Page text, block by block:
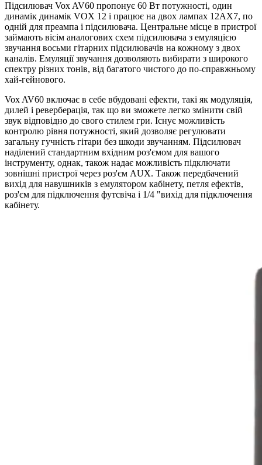
Підсилювач Vox AV60 пропонує 60 Вт потужності, один
динамік динамік VOX 12 і працює на двох лампах 12AX7, по
одній для преампа і підсилювача. Центральне місце в пристрої
займають вісім аналогових схем підсилювача з емуляцією
звучання восьми гітарних підсилювачів на кожному з двох
каналів. Емуляції звучання дозволяють вибирати з широкого
спектру різних тонів, від багатого чистого до по-справжньому
хай-гейнового.
Vox AV60 включає в себе вбудовані ефекти, такі як модуляція,
дилей і реверберація, так що ви зможете легко змінити свій
звук відповідно до свого стилем гри. Існує можливість
контролю рівня потужності, який дозволяє регулювати
загальну гучність гітари без шкоди звучанням. Підсилювач
наділений стандартним вхідним роз'ємом для вашого
інструменту, однак, також надає можливість підключати
зовнішні пристрої через роз'єм AUX. Також передбачений
вихід для навушників з емулятором кабінету, петля ефектів,
роз'єм для підключення футсвіча і 1/4 "вихід для підключення
кабінету.